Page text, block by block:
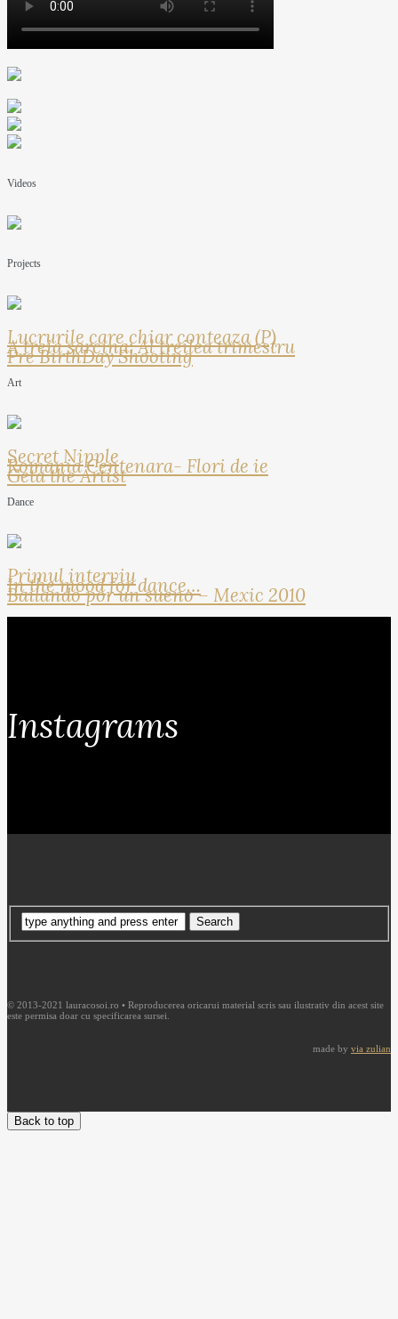
Videos
Projects
Lucrurile care chiar conteaza (P)
A treia sarcina: Al treilea trimestru
Pre BirthDay Shooting
Art
Secret Nipple
Romania Centenara- Flori de ie
Geta the Artist
Dance
Primul interviu
In the mood for dance…
Bailando por un sueno – Mexic 2010
Instagrams
© 2013-2021 lauracosoi.ro • Reproducerea oricarui material scris sau ilustrativ din acest site
este permisa doar cu specificarea sursei.
made by via zulian
Back to top